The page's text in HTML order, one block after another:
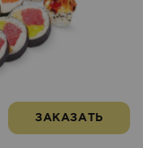
ЗАКАЗАТЬ